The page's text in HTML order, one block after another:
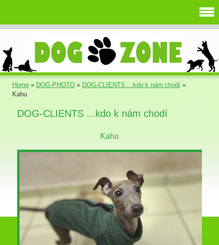
Home » DOG-PHOTO » DOG-CLIENTS ...kdo k nám chodí »
Kahu
DOG-CLIENTS ...kdo k nám chodí
Kahu